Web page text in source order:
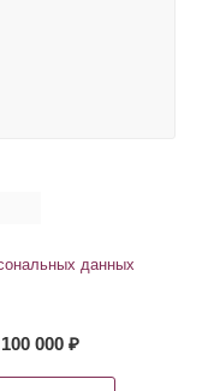
данных
000 ₽